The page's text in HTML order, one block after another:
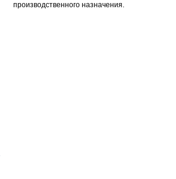
производственного назначения.